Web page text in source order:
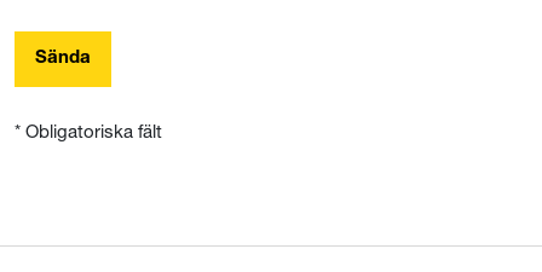
Sända
* Obligatoriska fält